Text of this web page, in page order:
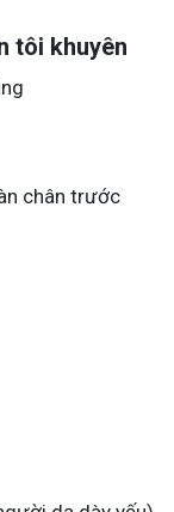
tôi khuyên
chân trước